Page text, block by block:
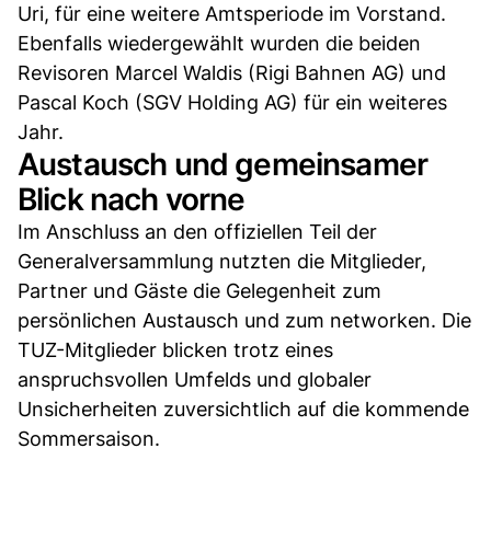
Uri, für eine weitere Amtsperiode im Vorstand.
Ebenfalls wiedergewählt wurden die beiden
Revisoren Marcel Waldis (Rigi Bahnen AG) und
Pascal Koch (SGV Holding AG) für ein weiteres
Jahr.
Austausch und gemeinsamer
Blick nach vorne
Im Anschluss an den offiziellen Teil der
Generalversammlung nutzten die Mitglieder,
Partner und Gäste die Gelegenheit zum
persönlichen Austausch und zum networken. Die
TUZ-Mitglieder blicken trotz eines
anspruchsvollen Umfelds und globaler
Unsicherheiten zuversichtlich auf die kommende
Sommersaison.